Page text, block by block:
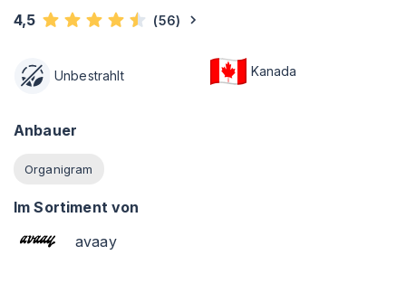
4,5 (56)
Unbestrahlt Kanada
Anbauer
Organigram
Im Sortiment von
avaay